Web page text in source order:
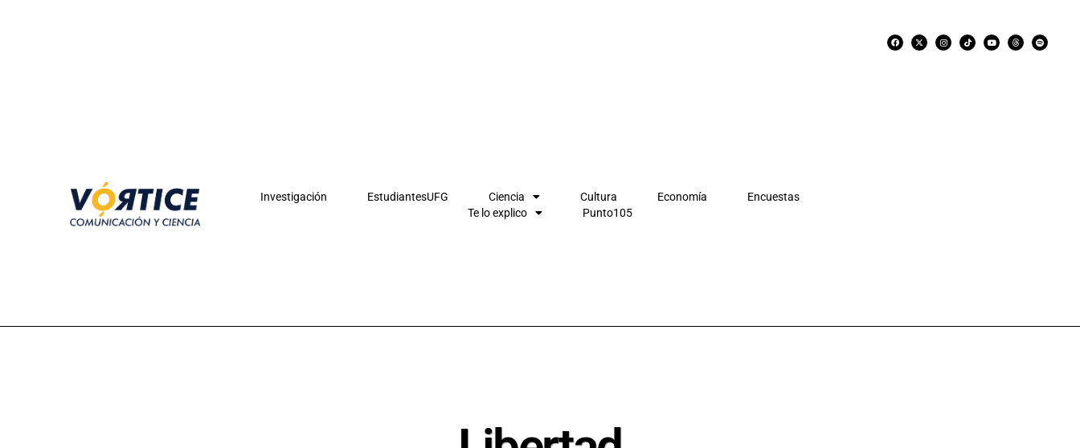
Investigación EstudiantesUFG Ciencia Cultura Economía
Encuestas
Te lo explico
Punto105